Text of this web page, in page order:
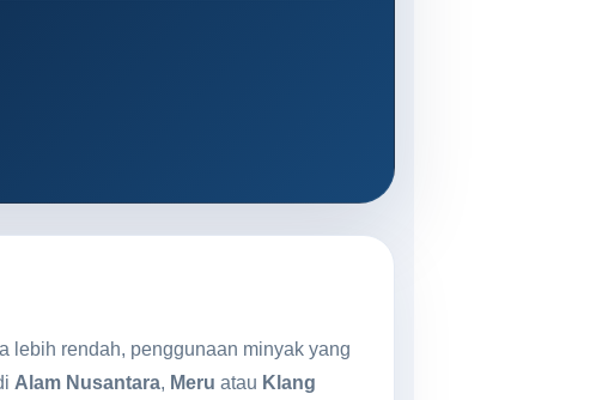
lebih rendah, penggunaan minyak yang
Alam Nusantara, Meru atau Klang